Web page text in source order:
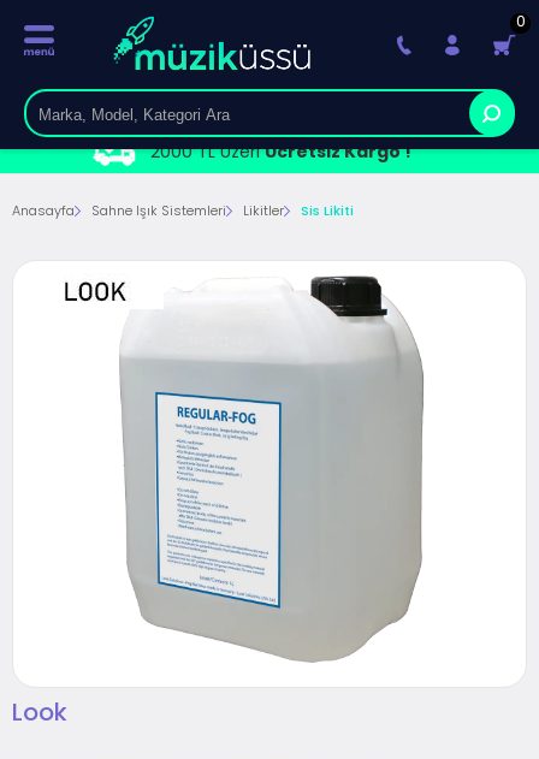
2000 TL ÜzeriÜcretsiz Kargo !
0
Anasayfa Sahne Işık Sistemleri Likitler Sis Likiti
Look